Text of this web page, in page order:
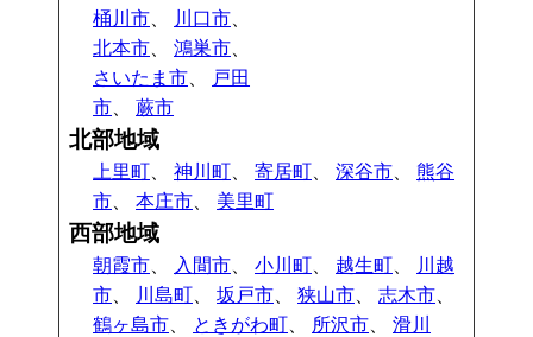
桶川市
川口市
北本市 、鴻巣市
さいたま市
戸田
市 、蕨市
北部地域
上里町 、神川町 、寄居町 、深谷市 、熊谷
市 、本庄市 美里町
西部地域
朝霞市 入間市 、小川町 越生町
川越
市
川島町 、坂戸市 、狭山市 、志木市
鶴ヶ島市
ときがわ町 所沢市 、滑川